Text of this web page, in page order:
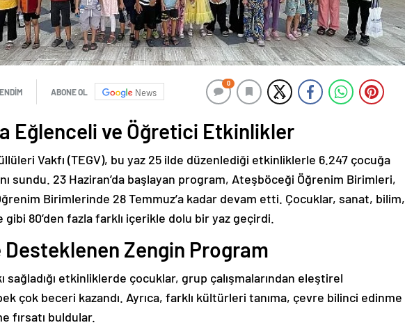
ABONE OL News
0
Eğlenceli ve Öğretici Etkinlikler
Vakfı (TEGV), bu yaz 25 ilde düzenlediği etkinliklerle 6.247 çocuğa
sundu. 23 Haziran’da başlayan program, Ateşböceği Öğrenim Birimleri,
Birimlerinde 28 Temmuz’a kadar devam etti. Çocuklar, sanat, bilim,
gibi 80’den fazla farklı içerikle dolu bir yaz geçirdi.
Desteklenen Zengin Program
sağladığı etkinliklerde çocuklar, grup çalışmalarından eleştirel
çok beceri kazandı. Ayrıca, farklı kültürleri tanıma, çevre bilinci edinme
fırsatı buldular.